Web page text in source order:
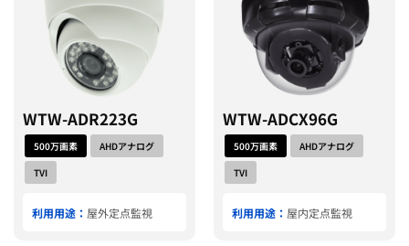
WTW-ADR223G
500万画素
AHDアナログ
TVI
利用用途： 屋外定点監視
WTW-ADCX96G
500万画素
AHDアナログ
TVI
利用用途： 屋内定点監視